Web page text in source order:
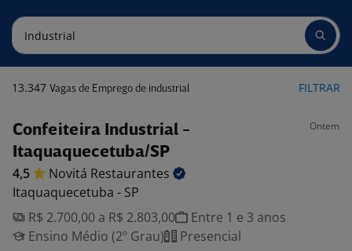
13.347 Vagas de Emprego de industrial FILTRAR
Confeiteira Industrial -
Itaquaquecetuba/SP
Ontem
4,5 Novitá Restaurantes
Itaquaquecetuba - SP
R$ 2.700,00 a R$ 2.803,00
Entre 1 e 3 anos
Ensino Médio (2º Grau)
Presencial